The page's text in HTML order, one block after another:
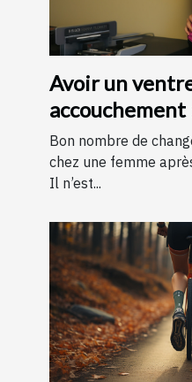
Avoir un
parvenir ?
Bon nombre de
chez une femme
Il n’est...